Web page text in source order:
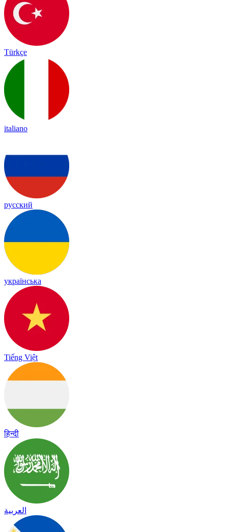
Türkçe
italiano
русский
українська
Tiếng Việt
हिन्दी
العربية